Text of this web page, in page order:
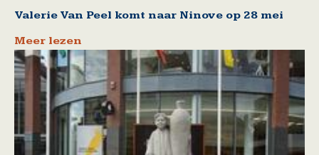
Valerie Van Peel komt naar Ninove op 28 mei
Meer lezen